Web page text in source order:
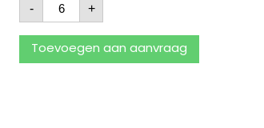
- +
Toevoegen aan aanvraag